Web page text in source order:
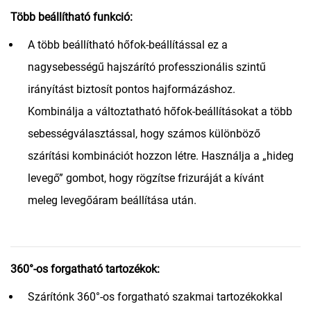
Több beállítható funkció:
A több beállítható hőfok-beállítással ez a
nagysebességű hajszárító professzionális szintű
irányítást biztosít pontos hajformázáshoz.
Kombinálja a változtatható hőfok-beállításokat a több
sebességválasztással, hogy számos különböző
szárítási kombinációt hozzon létre. Használja a „hideg
levegő” gombot, hogy rögzítse frizuráját a kívánt
meleg levegőáram beállítása után.
360°-os forgatható tartozékok:
Szárítónk 360°-os forgatható szakmai tartozékokkal